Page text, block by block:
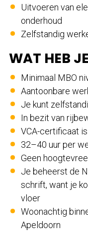
Uitvoeren van
onderhoud
Zelfstandig
WAT HEB
Minimaal MBO
Aantoonbare
Je kunt
In bezit van
VCA-certificaat
32–40 uur per
Geen
Je beheerst de
schrift, want je
vloer
Woonachtig
Apeldoorn